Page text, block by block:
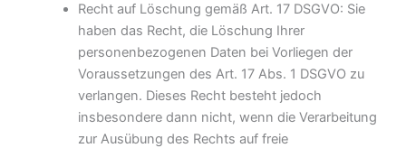
Recht auf Löschung gemäß Art. 17 DSGVO: Sie
haben das Recht, die Löschung Ihrer
personenbezogenen Daten bei Vorliegen der
Voraussetzungen des Art. 17 Abs. 1 DSGVO zu
verlangen. Dieses Recht besteht jedoch
insbesondere dann nicht, wenn die Verarbeitung
zur Ausübung des Rechts auf freie